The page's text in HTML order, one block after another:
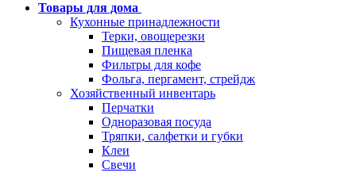
Товары для дома
Кухонные принадлежности
Терки, овощерезки
Пищевая пленка
Фильтры для кофе
Фольга, пергамент, стрейдж
Хозяйственный инвентарь
Перчатки
Одноразовая посуда
Тряпки, салфетки и губки
Клеи
Свечи